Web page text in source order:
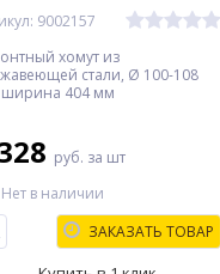
9002157
хомут из
стали, Ø 100-108
404 мм
руб. за шт
Нет в наличии
ЗАКАЗАТЬ ТОВАР